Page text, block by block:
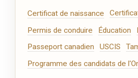
Certificat de naissance
Permis de conduire
Éducation
Passeport canadien
USCIS
Programme des candidats de